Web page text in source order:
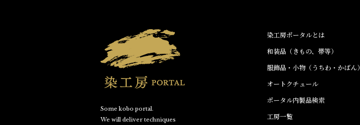
Some kobo portal.
We will deliver techniques
染工房ポータルとは
和装品（きもの、帯等）​
服飾品・小物​（うちわ・かばん）
オートクチュール
ポータル内製品検索
工房一覧